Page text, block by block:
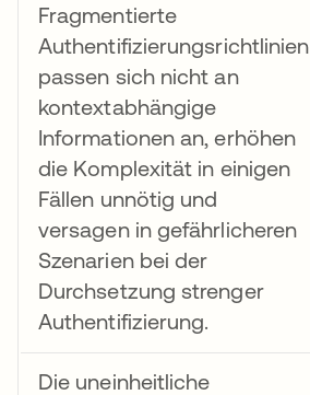
Fragmentierte
Authentifizierungsrichtlinien
passen sich nicht an
kontextabhängige
Informationen an, erhöhen
die Komplexität in einigen
Fällen unnötig und
versagen in gefährlicheren
Szenarien bei der
Durchsetzung strenger
Authentifizierung.
Die uneinheitliche